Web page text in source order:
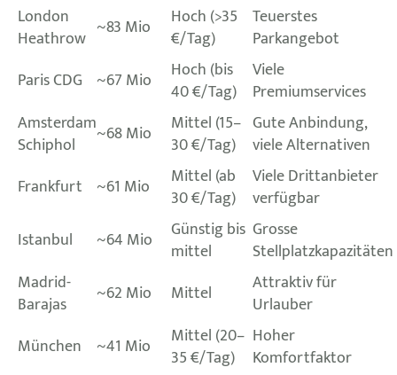
London
Heathrow ~83 Mio
Hoch (>35
€/Tag)
Teuerstes
Parkangebot
Paris CDG ~67 Mio
Hoch (bis
40 €/Tag)
Viele
Premiumservices
Amsterdam
Schiphol
~68 Mio
Mittel (15–
30 €/Tag)
Gute Anbindung,
viele Alternativen
Frankfurt ~61 Mio
Mittel (ab
30 €/Tag)
Viele Drittanbieter
verfügbar
Istanbul
~64 Mio
Günstig bis
mittel
Grosse
Stellplatzkapazitäten
Madrid-
Barajas
~62 Mio Mittel
Attraktiv für
Urlauber
München
~41 Mio
Mittel (20–
35 €/Tag)
Hoher
Komfortfaktor